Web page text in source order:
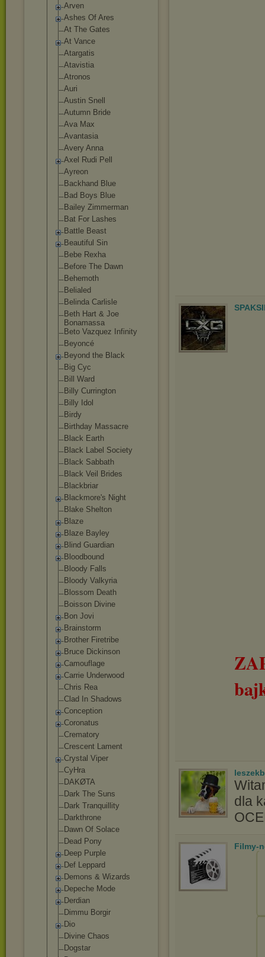
Arven
Ashes Of Ares
At The Gates
At Vance
Atargatis
Atavistia
Atronos
Auri
Austin Snell
Autumn Bride
Ava Max
Avantasia
Avery Anna
Axel Rudi Pell
Ayreon
Backhand Blue
Bad Boys Blue
Bailey Zimmerman
Bat For Lashes
Battle Beast
Beautiful Sin
Bebe Rexha
Before The Dawn
Behemoth
Belialed
Belinda Carlisle
Beth Hart & Joe
Bonamassa
Beto Vazquez Infinity
Beyoncé
Beyond the Black
Big Cyc
Bill Ward
Billy Currington
Billy Idol
Birdy
Birthday Massacre
Black Earth
Black Label Society
Black Sabbath
Black Veil Brides
Blackbriar
Blackmore's Night
Blake Shelton
Blaze
Blaze Bayley
Blind Guardian
Bloodbound
Bloody Falls
Bloody Valkyria
Blossom Death
Boisson Divine
Bon Jovi
Brainstorm
Brother Firetribe
Bruce Dickinson
Camouflage
Carrie Underwood
Chris Rea
Clad In Shadows
Conception
Coronatus
Crematory
Crescent Lament
Crystal Viper
CyHra
DAKØTA
Dark The Suns
Dark Tranquillity
Darkthrone
Dawn Of Solace
Dead Pony
Deep Purple
Def Leppard
Demons & Wizards
Depeche Mode
Derdian
Dimmu Borgir
Dio
Divine Chaos
Dogstar
dla
Filmy-